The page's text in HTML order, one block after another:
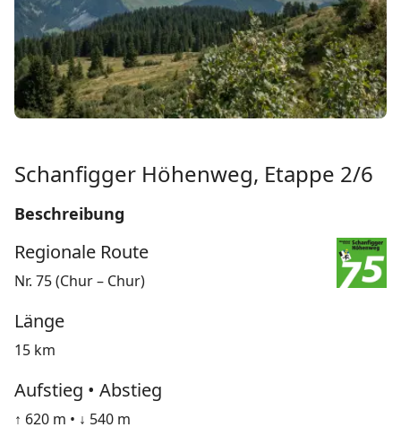
Schanfigger Höhenweg, Etappe 2/6
Beschreibung
Regionale Route
Nr. 75 (Chur – Chur)
Länge
15 km
Aufstieg • Abstieg
↑ 620 m • ↓ 540 m